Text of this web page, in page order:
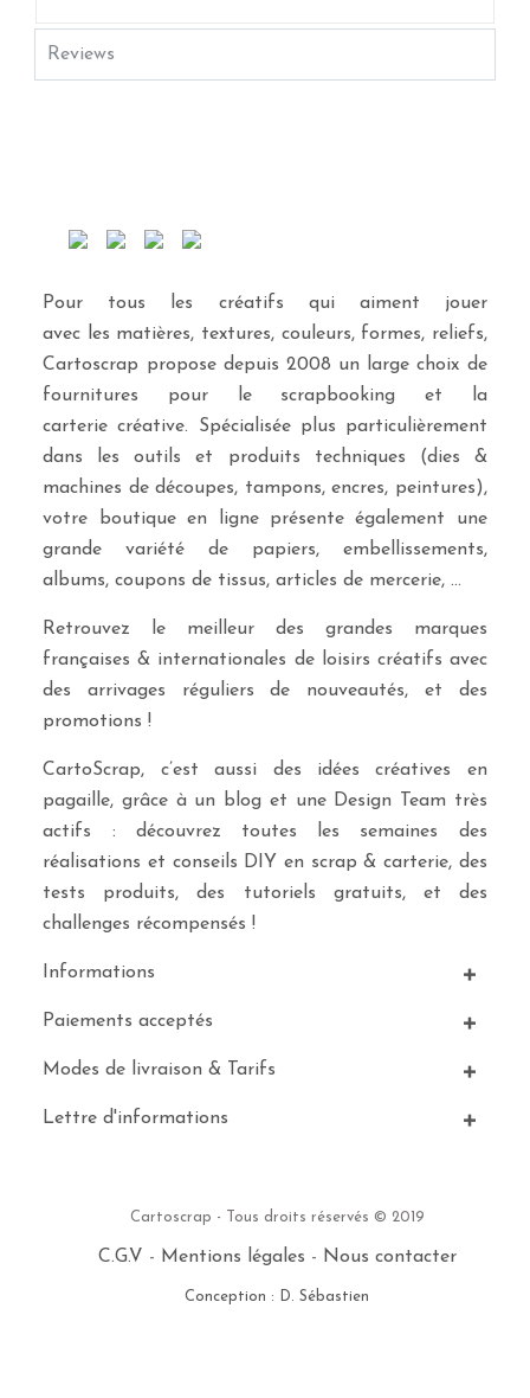
Reviews
Pour tous les créatifs qui aiment jouer
avec les matières, textures, couleurs, formes, reliefs,
Cartoscrap propose depuis 2008 un large choix de
fournitures pour le scrapbooking et la
carterie créative. Spécialisée plus particulièrement
dans les outils et produits techniques (dies &
machines de découpes, tampons, encres, peintures),
votre boutique en ligne présente également une
grande variété de papiers, embellissements,
albums, coupons de tissus, articles de mercerie, …
Retrouvez le meilleur des grandes marques
françaises & internationales de loisirs créatifs avec
des arrivages réguliers de nouveautés, et des
promotions !
CartoScrap, c’est aussi des idées créatives en
pagaille, grâce à un blog et une Design Team très
actifs : découvrez toutes les semaines des
réalisations et conseils DIY en scrap & carterie, des
tests produits, des tutoriels gratuits, et des
challenges récompensés !
Informations
Paiements acceptés
Modes de livraison & Tarifs
Lettre d'informations
Cartoscrap - Tous droits réservés © 2019
C.G.V - Mentions légales - Nous contacter
Conception : D. Sébastien